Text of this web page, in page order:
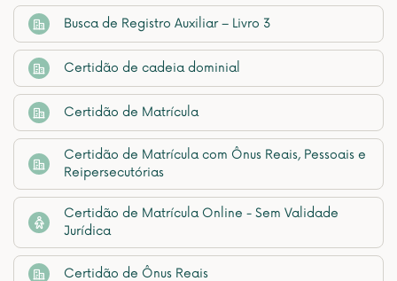
Busca de Registro Auxiliar – Livro 3
Certidão de cadeia dominial
Certidão de Matrícula
Certidão de Matrícula com Ônus Reais, Pessoais e
Reipersecutórias
Certidão de Matrícula Online - Sem Validade
Jurídica
Certidão de Ônus Reais